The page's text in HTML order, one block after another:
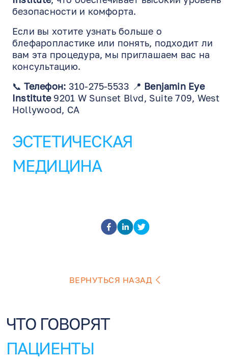
безопасности и комфорта.
Если вы хотите узнать больше о
блефаропластике или понять, подходит ли
вам эта процедура, мы приглашаем вас на
консультацию.
📞Телефон: 310-275-5533 📍 Benjamin Eye
Institute 9201 W Sunset Blvd, Suite 709, West
Hollywood, CA
ЭСТЕТИЧЕСКАЯ
МЕДИЦИНА
ВЕРНУТЬСЯ НАЗАД
ЧТО ГОВОРЯТ
ПАЦИЕНТЫ